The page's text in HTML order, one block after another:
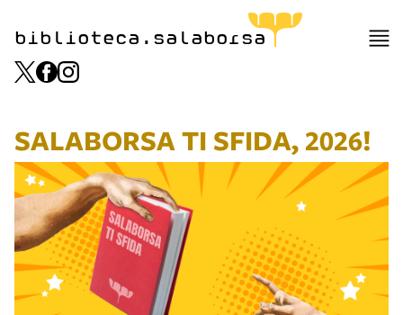
biblioteca.salaborsa
SALABORSA TI SFIDA, 2026!